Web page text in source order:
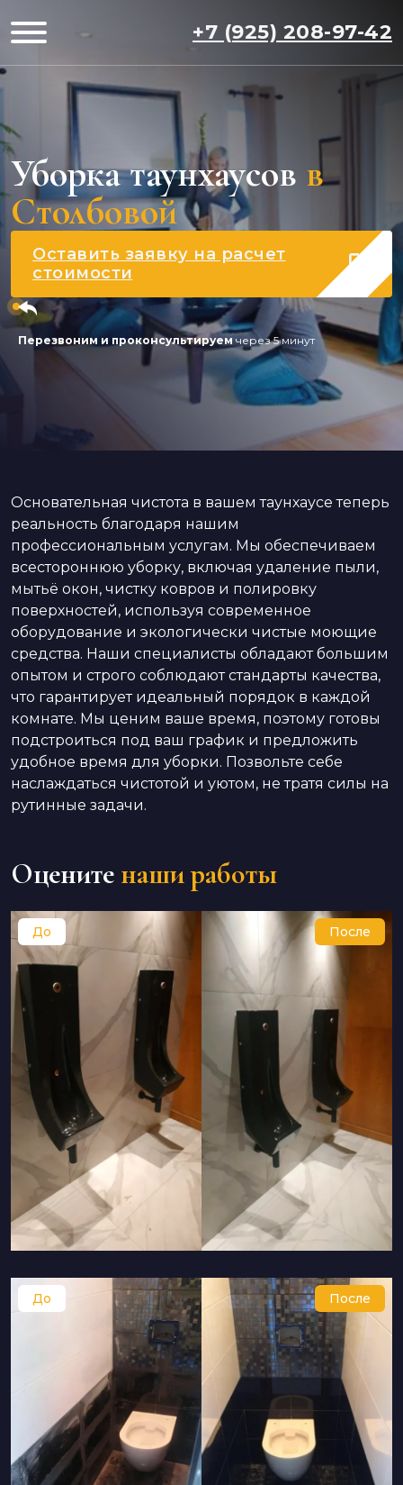
+7 (925) 208-97-42
Уборка таунхаусов в
Столбовой
Оставить заявку на расчет
стоимости
Перезвоним и проконсультируемчерез 5 минут
Основательная чистота в вашем таунхаусе теперь
реальность благодаря нашим
профессиональным услугам. Мы обеспечиваем
всестороннюю уборку, включая удаление пыли,
мытьё окон, чистку ковров и полировку
поверхностей, используя современное
оборудование и экологически чистые моющие
средства. Наши специалисты обладают большим
опытом и строго соблюдают стандарты качества,
что гарантирует идеальный порядок в каждой
комнате. Мы ценим ваше время, поэтому готовы
подстроиться под ваш график и предложить
удобное время для уборки. Позвольте себе
наслаждаться чистотой и уютом, не тратя силы на
рутинные задачи.
Оцените наши работы